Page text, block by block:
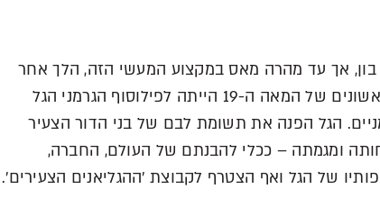
אך עד מהרה מאס במקצוע המעשי הזה, הלך אחר
לבו ועבר ללמוד פילוסופיה בברלין. בעשורים הראשונים של המאה ה-19 הייתה לפילוסוף הגרמני הגל
הגל הפנה את תשומת לבם של בני הדור הצעיר
ומגמתה – ככלי להבנתם של העולם, החברה,
של הגל ואף הצטרף לקבוצת 'ההגליאנים הצעירים'.